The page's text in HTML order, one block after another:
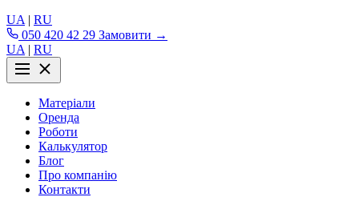
UA | RU
050 420 42 29 Замовити →
UA | RU
Матеріали
Оренда
Роботи
Калькулятор
Блог
Про компанію
Контакти